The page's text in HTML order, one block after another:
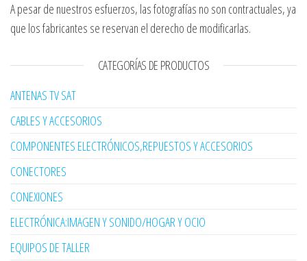
A pesar de nuestros esfuerzos, las fotografías no son contractuales, ya
que los fabricantes se reservan el derecho de modificarlas.
CATEGORÍAS DE PRODUCTOS
ANTENAS TV SAT
CABLES Y ACCESORIOS
COMPONENTES ELECTRÓNICOS,REPUESTOS Y ACCESORIOS
CONECTORES
CONEXIONES
ELECTRÓNICA:IMAGEN Y SONIDO/HOGAR Y OCIO
EQUIPOS DE TALLER